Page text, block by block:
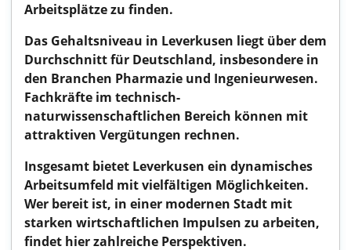
Arbeitsplätze zu finden.
Das Gehaltsniveau in Leverkusen liegt über dem
Durchschnitt für Deutschland, insbesondere in
den Branchen Pharmazie und Ingenieurwesen.
Fachkräfte im technisch-
naturwissenschaftlichen Bereich können mit
attraktiven Vergütungen rechnen.
Insgesamt bietet Leverkusen ein dynamisches
Arbeitsumfeld mit vielfältigen Möglichkeiten.
Wer bereit ist, in einer modernen Stadt mit
starken wirtschaftlichen Impulsen zu arbeiten,
findet hier zahlreiche Perspektiven.